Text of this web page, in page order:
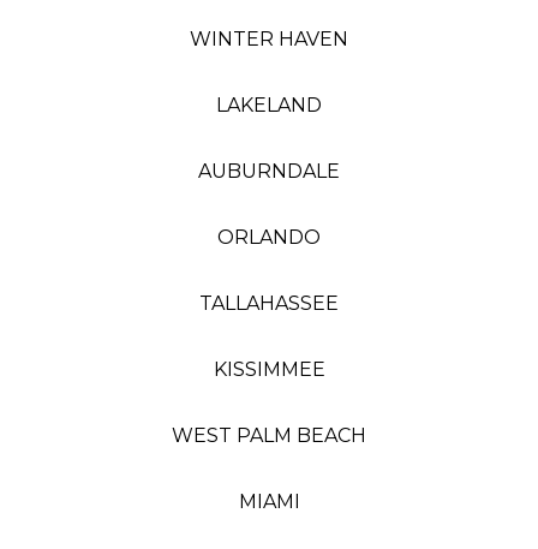
WINTER HAVEN
LAKELAND
AUBURNDALE
ORLANDO
TALLAHASSEE
KISSIMMEE
WEST PALM BEACH
MIAMI